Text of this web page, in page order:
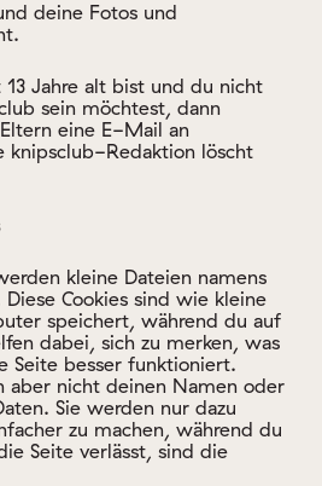
Jahre alt bist und du nicht
sein möchtest, dann
eine E-Mail an
knipsclub-Redaktion löscht
kleine Dateien namens
Diese Cookies sind wie kleine
speichert, während du auf
dabei, sich zu merken, was
Seite besser funktioniert.
nicht deinen Namen oder
Sie werden nur dazu
zu machen, während du
Seite verlässt, sind die